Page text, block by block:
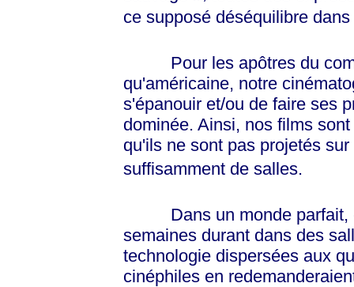
ce supposé déséquilibre
Pour les apôtres du
qu'américaine, notre
s'épanouir et/ou de faire ses
dominée. Ainsi, nos films
qu'ils ne sont pas projetés
suffisamment de salles.
Dans un monde parfait,
semaines durant dans des
technologie dispersées aux
cinéphiles en